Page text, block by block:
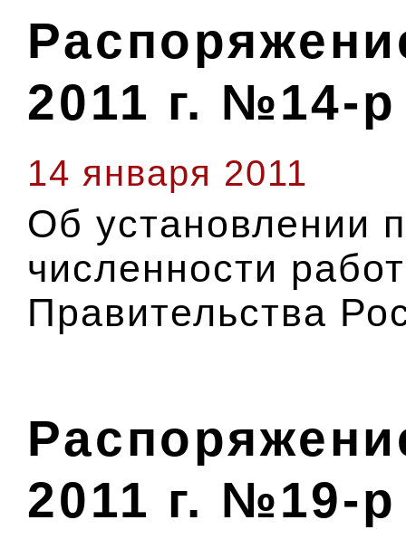
2011 г. №14-р
14 января 2011
Об установлении
численности
Правительства
2011 г. №19-р